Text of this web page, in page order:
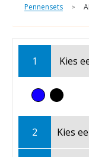
Pennensets >
1 Kies
2 Kies